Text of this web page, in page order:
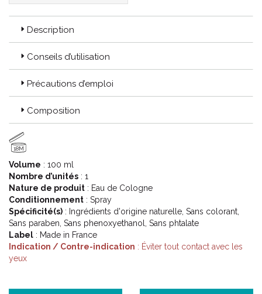
Description
Conseils d’utilisation
Précautions d’emploi
Composition
18M
Volume : 100 ml
Nombre d’unités : 1
Nature de produit : Eau de Cologne
Conditionnement : Spray
Spécificité(s) : Ingrédients d'origine naturelle, Sans colorant,
Sans paraben, Sans phenoxyethanol, Sans phtalate
Label : Made in France
Indication / Contre-indication : Éviter tout contact avec les
yeux